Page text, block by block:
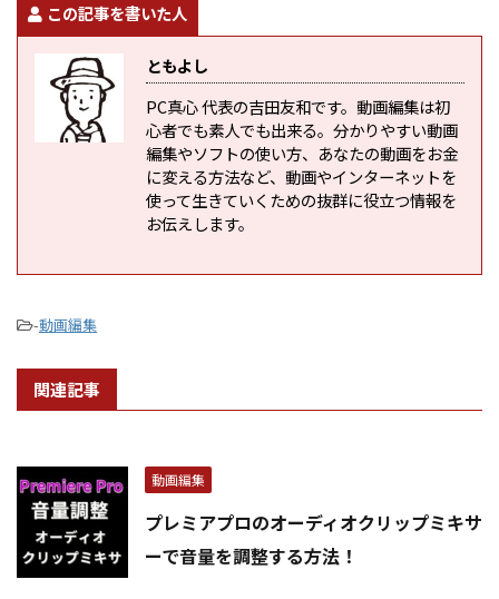
この記事を書いた人
ともよし
PC真心 代表の吉田友和です。動画編集は初
心者でも素人でも出来る。分かりやすい動画
編集やソフトの使い方、あなたの動画をお金
に変える方法など、動画やインターネットを
使って生きていくための抜群に役立つ情報を
お伝えします。
-動画編集
関連記事
動画編集
プレミアプロのオーディオクリップミキサ
ーで音量を調整する方法！